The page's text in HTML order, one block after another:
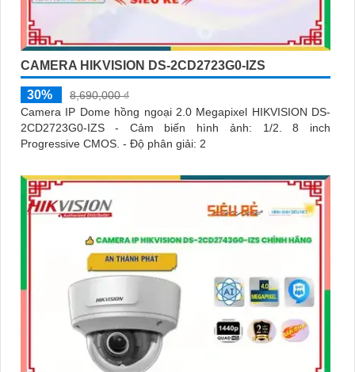
CAMERA HIKVISION DS-2CD2723G0-IZS
30%
8,690,000 ₫
Camera IP Dome hồng ngoại 2.0 Megapixel HIKVISION DS-
2CD2723G0-IZS - Cảm biến hình ảnh: 1/2. 8 inch
Progressive CMOS. - Độ phân giải: 2